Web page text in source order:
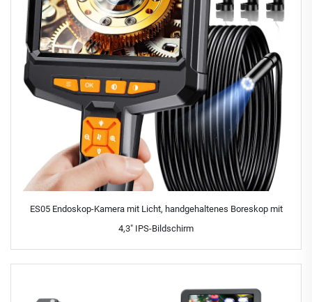
ES05 Endoskop-Kamera mit Licht, handgehaltenes Boreskop mit
4,3" IPS-Bildschirm